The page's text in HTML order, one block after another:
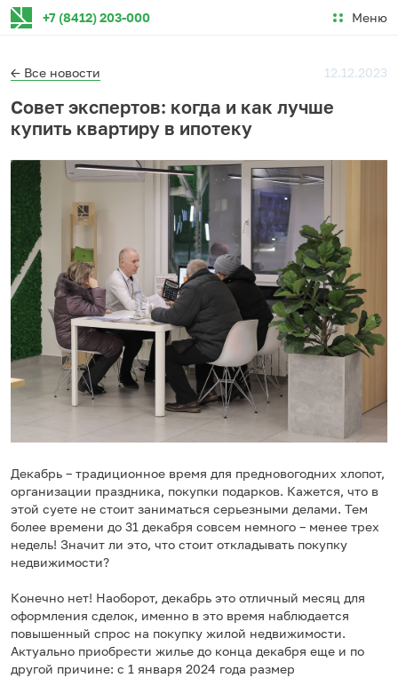
+7 (8412) 203-000 Меню
← Все новости 12.12.2023
Совет экспертов: когда и как лучше
купить квартиру в ипотеку
Декабрь – традиционное время для предновогодних хлопот,
организации праздника, покупки подарков. Кажется, что в
этой суете не стоит заниматься серьезными делами. Тем
более времени до 31 декабря совсем немного – менее трех
недель! Значит ли это, что стоит откладывать покупку
недвижимости?
Конечно нет! Наоборот, декабрь это отличный месяц для
оформления сделок, именно в это время наблюдается
повышенный спрос на покупку жилой недвижимости.
Актуально приобрести жилье до конца декабря еще и по
другой причине: с 1 января 2024 года размер